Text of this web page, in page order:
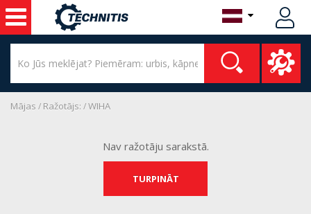
Mājas Ražotājs: WIHA
Nav ražotāju sarakstā.
TURPINĀT